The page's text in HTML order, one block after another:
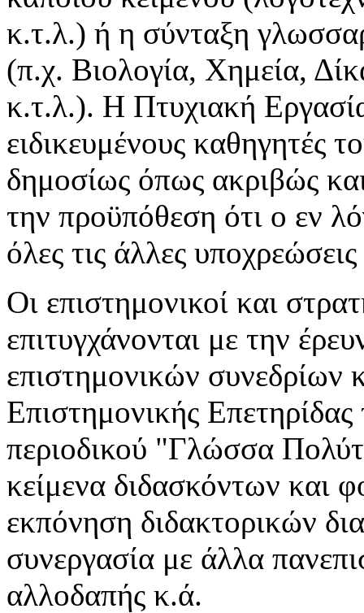
κ.τ.λ.) ή η σύνταξη
(π.χ. Βιολογία, Χημεία,
κ.τ.λ.). Η Πτυχιακή
ειδικευμένους καθηγητές
δημοσίως όπως ακριβώς
την προϋπόθεση ότι ο εν
όλες τις άλλες
Οι επιστημονικοί και
επιτυγχάνονται με την
επιστημονικών συνεδρίων
Επιστημονικής
περιοδικού "Γλώσσα
κείμενα διδασκόντων και
εκπόνηση διδακτορικών
συνεργασία με άλλα
αλλοδαπής κ.ά.